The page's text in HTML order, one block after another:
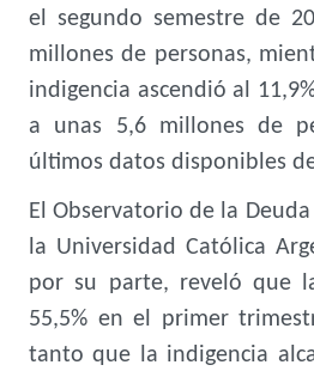
el segundo semestre de
millones de personas,
indigencia ascendió al
a unas 5,6 millones de
últimos datos disponibles
El Observatorio de la
la Universidad Católica
por su parte, reveló que
55,5% en el primer
tanto que la indigencia